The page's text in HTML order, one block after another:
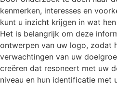
kenmerken, interesses en
kunt u inzicht krijgen in wat
Het is belangrijk om deze
ontwerpen van uw logo, zodat
verwachtingen van uw
creëren dat resoneert met uw
niveau en hun identificatie met